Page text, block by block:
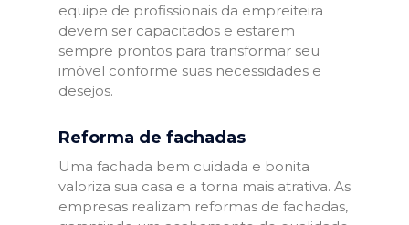
equipe de profissionais da empreiteira
devem ser capacitados e estarem
sempre prontos para transformar seu
imóvel conforme suas necessidades e
desejos.
Reforma de fachadas
Uma fachada bem cuidada e bonita
valoriza sua casa e a torna mais atrativa. As
empresas realizam reformas de fachadas,